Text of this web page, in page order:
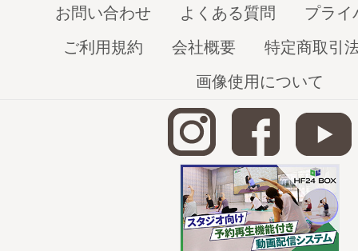
まれに「朝食を抜く」 方がいらっしゃ
からエネルギーを摂取しないことで、
脳がエネルギーを使わせまいとするた
、お仕事や勉強をしていても 集中で
一回の食事のエネルギーも必要以上に
とになり、結果太りやすくなります の
する習慣を身につけたいですね★
お問い合わせ よくある質問
プライ
ご利用規約
会社概要
特定商取引
画像使用について